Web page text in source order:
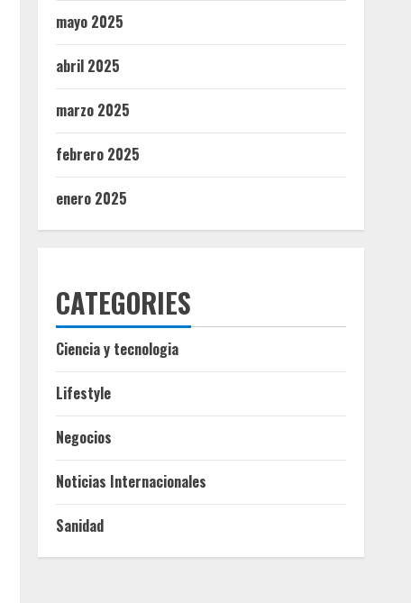
mayo 2025
abril 2025
marzo 2025
febrero 2025
enero 2025
CATEGORIES
Ciencia y tecnologia
Lifestyle
Negocios
Noticias Internacionales
Sanidad